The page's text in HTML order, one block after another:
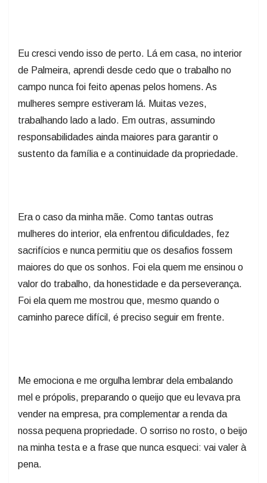
Eu cresci vendo isso de perto. Lá em casa, no interior
de Palmeira, aprendi desde cedo que o trabalho no
campo nunca foi feito apenas pelos homens. As
mulheres sempre estiveram lá. Muitas vezes,
trabalhando lado a lado. Em outras, assumindo
responsabilidades ainda maiores para garantir o
sustento da família e a continuidade da propriedade.
Era o caso da minha mãe. Como tantas outras
mulheres do interior, ela enfrentou dificuldades, fez
sacrifícios e nunca permitiu que os desafios fossem
maiores do que os sonhos. Foi ela quem me ensinou o
valor do trabalho, da honestidade e da perseverança.
Foi ela quem me mostrou que, mesmo quando o
caminho parece difícil, é preciso seguir em frente.
Me emociona e me orgulha lembrar dela embalando
mel e própolis, preparando o queijo que eu levava pra
vender na empresa, pra complementar a renda da
nossa pequena propriedade. O sorriso no rosto, o beijo
na minha testa e a frase que nunca esqueci: vai valer à
pena.